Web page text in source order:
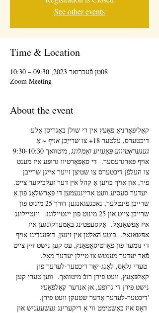
See other events
Time & Location
08טן פֿעברואַר 2023, 09:30 – 10:30
Zoom Meeting
About the event
קאַליפאָרניאַ פּאָעץ אין די שולן באַגריסן אַלע
דיכטערס, עלטער 18+ צו
שרייַבן אויף ~ אַ
גענעראַטיווע פּאָעזיע זאַמלונג,
אויף פארגרעסער.  די סאַפּאָרטיוו גרופּע איז מענט
צו העלפֿן דיכטערס צו שטיצן זייער אייגן שרייבן
פיר, און אויך בויען אַ קהל אין דער זעלביקער צייט.
יעדער סעסיע וועט אַרייַננעמען די פאָרשלאָג פון אַ
שרייבן פּינטלעך, נאכגעגאנגען דורך 25 מינוט פון
שרייבן צייט און 25 מינוט פון ייַנטיילונג.  ייַנטיילונג
איז אַפּשאַנאַל.  אַקסעפּטינג באַמערקונגען איז
אַפּשאַנאַל.  ביטע האַלטן אין זינען, דיפּענדינג אויף
די נומער פון פּאַרטיסאַפּאַנץ, עס קען נישט זיין צייט
פֿאַר יעדער מענטש צו טיילן יעדער מאָל.
טערי גלאַס, לאַנג-יאָר דיכטער-לערער פון
קאַלפּאָעץ, וועט פירן רובֿ מיטוואך.  ווען טערי קען
נישט פירן די גרופּע, אן אנדער קאַלפּאָעץ
'דיכטער-לערער אָדער שטעקן וועט פירן.
דאָס איז באַשטימט ווי אַ ריקערינג געשעעניש און